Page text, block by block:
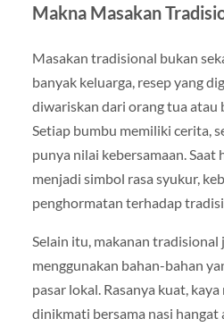
Makna Masakan
Masakan tradisional bukan
banyak keluarga, resep yang
diwariskan dari orang tua atau
Setiap bumbu memiliki cerita,
punya nilai kebersamaan. Saat
menjadi simbol rasa syukur,
penghormatan terhadap tradisi.
Selain itu, makanan tradisional
menggunakan bahan-bahan
pasar lokal. Rasanya kuat,
dinikmati bersama nasi